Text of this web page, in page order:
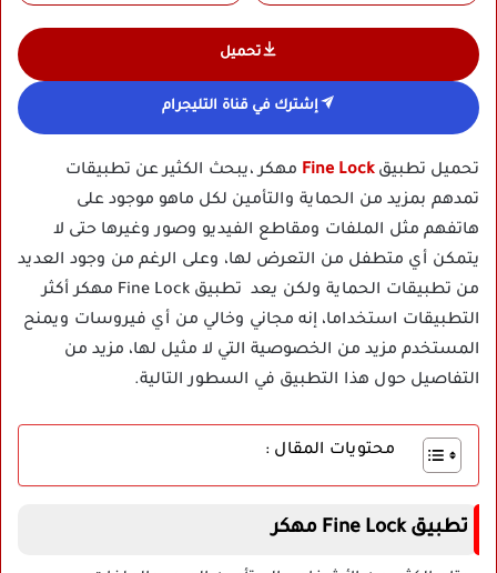
تحميل
إشترك في قناة التليجرام
تحميل تطبيقFine Lock مهكر ،يبحث الكثير عن تطبيقات
تمدهم بمزيد من الحماية والتأمين لكل ماهو موجود على
هاتفهم مثل الملفات ومقاطع الفيديو وصور وغيرها حتى لا
يتمكن أي متطفل من التعرض لها، وعلى الرغم من وجود العديد
من تطبيقات الحماية ولكن يعد تطبيق Fine Lock مهكر أكثر
التطبيقات استخداما، إنه مجاني وخالي من أي فيروسات ويمنح
المستخدم مزيد من الخصوصية التي لا مثيل لها، مزيد من
التفاصيل حول هذا التطبيق في السطور التالية.
محتويات المقال :
تطبيق Fine Lock مهكر